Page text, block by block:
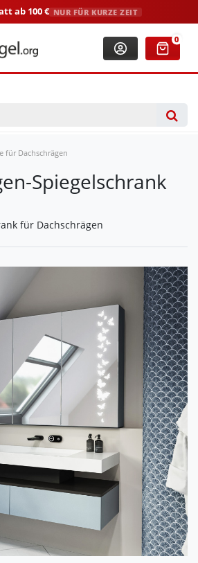
ab 100 € NUR FÜR KURZE ZEIT
0
für Dachschrägen
Spiegelschrank
für Dachschrägen